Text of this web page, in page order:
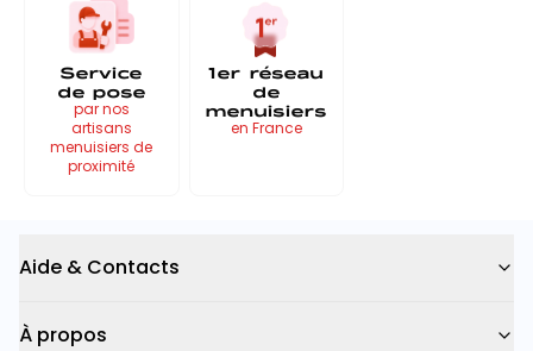
Service
de pose
par nos
artisans
menuisiers de
proximité
1er réseau
de
menuisiers
en France
Aide & Contacts
À propos